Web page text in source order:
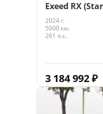
Exeed RX
2024 г.
5000 км.
261 л.с.
3 184 992₽